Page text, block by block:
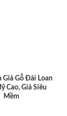
Giả Gỗ Đài Loan
Cao, Giá Siêu
Mềm